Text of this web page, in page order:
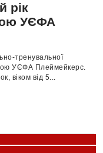
рік
УЄФА
тренувальної
УЄФА Плеймейкерс.
віком від 5...